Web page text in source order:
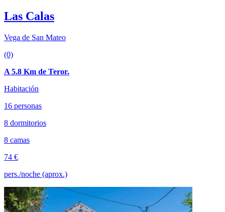
Las Calas
Vega de San Mateo
(0)
A 5.8 Km de Teror.
Habitación
16 personas
8 dormitorios
8 camas
74 €
pers./noche (aprox.)